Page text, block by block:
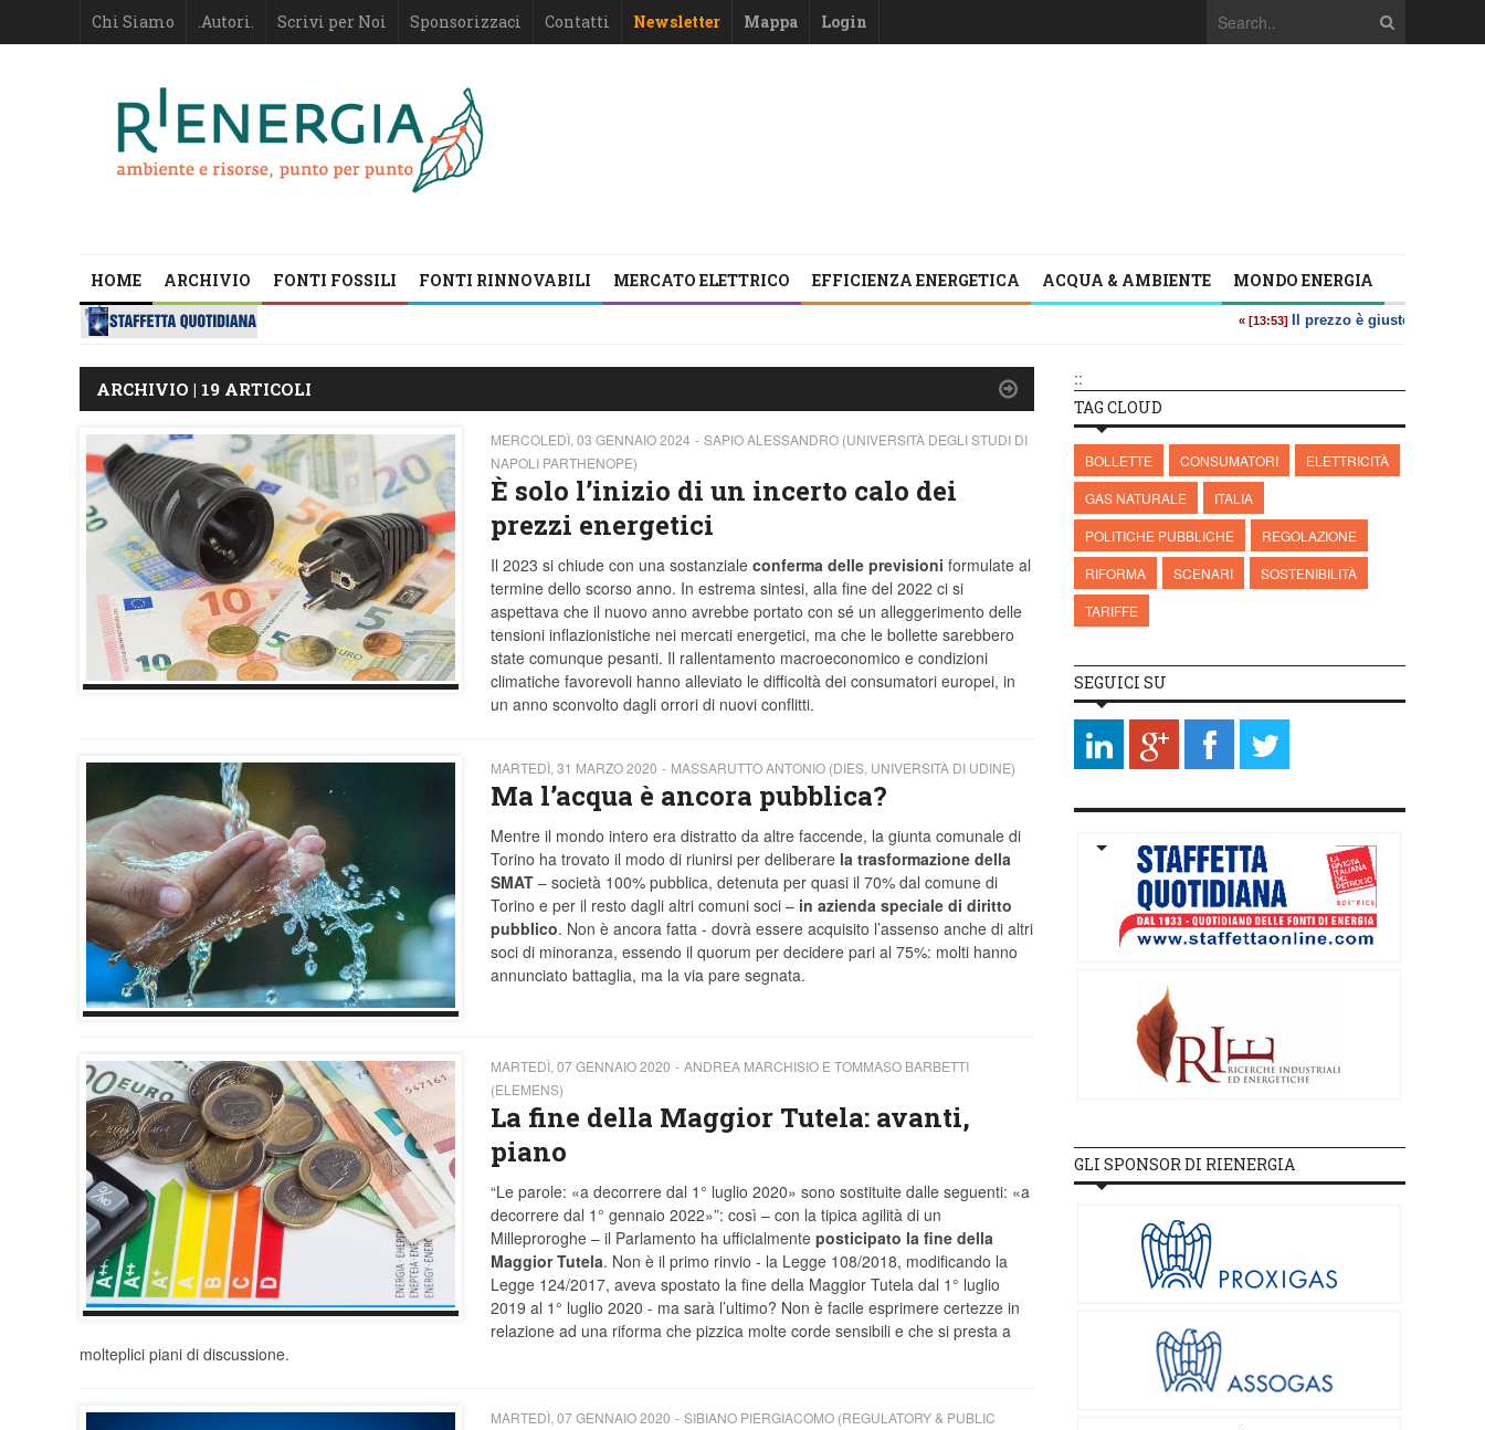
Chi Siamo .Autori. Scrivi per Noi Sponsorizzaci Contatti Newsletter Mappa Login
HOME ARCHIVIO FONTI FOSSILI FONTI RINNOVABILI MERCATO ELETTRICO EFFICIENZA ENERGETICA ACQUA & AMBIENTE MONDO ENERGIA
::
ARCHIVIO | 19 ARTICOLI
MERCOLEDÌ, 03 GENNAIO 2024
SAPIO ALESSANDRO (UNIVERSITÀ DEGLI STUDI DI
NAPOLI PARTHENOPE)
È solo l’inizio di un incerto calo dei
prezzi energetici
Il 2023 si chiude con una sostanziale conferma delle previsioni formulate al
termine dello scorso anno. In estrema sintesi, alla fine del 2022 ci si
aspettava che il nuovo anno avrebbe portato con sé un alleggerimento delle
tensioni inflazionistiche nei mercati energetici, ma che le bollette sarebbero
state comunque pesanti. Il rallentamento macroeconomico e condizioni
climatiche favorevoli hanno alleviato le difficoltà dei consumatori europei, in
un anno sconvolto dagli orrori di nuovi conflitti.
MARTEDÌ, 31 MARZO 2020 MASSARUTTO ANTONIO (DIES, UNIVERSITÀ DI UDINE)
Ma l’acqua è ancora pubblica?
Mentre il mondo intero era distratto da altre faccende, la giunta comunale di
Torino ha trovato il modo di riunirsi per deliberare la trasformazione della
SMAT– società 100% pubblica, detenuta per quasi il 70% dal comune di
Torino e per il resto dagli altri comuni soci – in azienda speciale di diritto
pubblico. Non è ancora fatta - dovrà essere acquisito l’assenso anche di altri
soci di minoranza, essendo il quorum per decidere pari al 75%: molti hanno
annunciato battaglia, ma la via pare segnata.
MARTEDÌ, 07 GENNAIO 2020
ANDREA MARCHISIO E TOMMASO BARBETTI
(ELEMENS)
La fine della Maggior Tutela: avanti,
piano
“Le parole: «a decorrere dal 1° luglio 2020» sono sostituite dalle seguenti: «a
decorrere dal 1° gennaio 2022»”: così – con la tipica agilità di un
Milleproroghe – il Parlamento ha ufficialmente posticipato la fine della
Maggior Tutela. Non è il primo rinvio - la Legge 108/2018, modificando la
Legge 124/2017, aveva spostato la fine della Maggior Tutela dal 1° luglio
2019 al 1° luglio 2020 - ma sarà l’ultimo? Non è facile esprimere certezze in
relazione ad una riforma che pizzica molte corde sensibili e che si presta a
molteplici piani di discussione.
MARTEDÌ, 07 GENNAIO 2020
SIBIANO PIERGIACOMO (REGULATORY & PUBLIC
TAG CLOUD
BOLLETTE CONSUMATORI
ELETTRICITÀ
GAS NATURALE
ITALIA
POLITICHE PUBBLICHE
REGOLAZIONE
RIFORMA
SCENARI
SOSTENIBILITÀ
TARIFFE
SEGUICI SU
GLI SPONSOR DI RIENERGIA